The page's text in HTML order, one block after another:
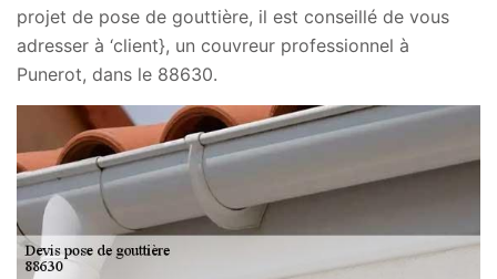
projet de pose de gouttière, il est conseillé de vous
adresser à ‘client}, un couvreur professionnel à
Punerot, dans le 88630.